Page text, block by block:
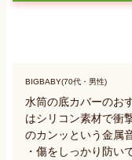
BIGBABY(70代・男性)
水筒の底カバーのお
はシリコン素材で衝
のカンッという金属
・傷をしっかり防い